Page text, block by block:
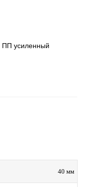
ПП усиленный
40 мм